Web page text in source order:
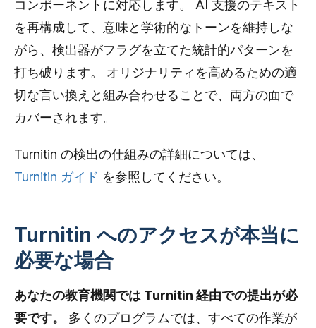
コンポーネントに対応します。 AI 支援のテキスト
を再構成して、意味と学術的なトーンを維持しな
がら、検出器がフラグを立てた統計的パターンを
打ち破ります。 オリジナリティを高めるための適
切な言い換えと組み合わせることで、両方の面で
カバーされます。
Turnitin の検出の仕組みの詳細については、
Turnitin ガイド を参照してください。
Turnitin へのアクセスが本当に
必要な場合
あなたの教育機関では Turnitin 経由での提出が必
要です。
多くのプログラムでは、すべての作業が